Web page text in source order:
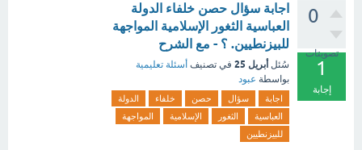
0
تصويتات
1
إجابة
اجابة سؤال حصن خلفاء الدولة
العباسية الثغور الإسلامية المواجهة
للبيزنطيين. ؟ - مع الشرح
سُئل أبريل 25 في تصنيف أسئلة تعليمية
بواسطة عبود
اجابة سؤال حصن خلفاء
الدولة
العباسية
الثغور الإسلامية
المواجهة
للبيزنطيين